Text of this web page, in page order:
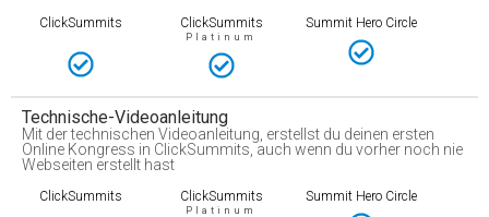
ClickSummits ClickSummits
Platinum
Summit Hero Circle
Technische-Videoanleitung
Mit der technischen Videoanleitung, erstellst du deinen ersten
Online Kongress in ClickSummits, auch wenn du vorher noch nie
Webseiten erstellt hast
ClickSummits ClickSummits
Platinum
Summit Hero Circle